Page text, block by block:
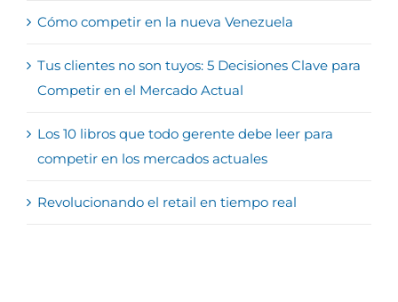
Cómo competir en la nueva Venezuela
Tus clientes no son tuyos: 5 Decisiones Clave para
Competir en el Mercado Actual
Los 10 libros que todo gerente debe leer para
competir en los mercados actuales
Revolucionando el retail en tiempo real